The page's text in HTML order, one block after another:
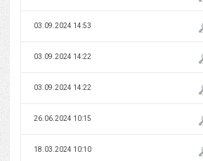
03.09.2024 14:53
03.09.2024 14:22
03.09.2024 14:22
26.06.2024 10:15
18.03.2024 10:10